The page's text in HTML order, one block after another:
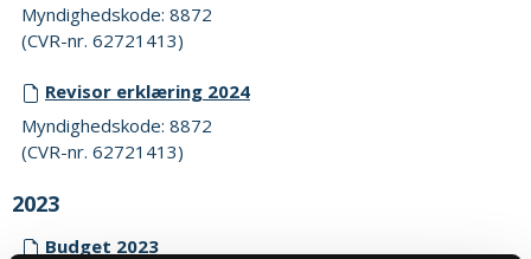
Myndighedskode: 8872
(CVR-nr. 62721413)
Revisor erklæring 2024
Myndighedskode: 8872
(CVR-nr. 62721413)
2023
Budget 2023